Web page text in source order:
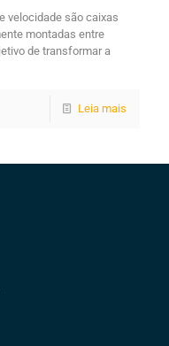
velocidade são caixas
montadas entre
de transformar a
Leia mais